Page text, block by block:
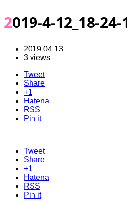
2019-4-12_18-24-
2019.04.13
3 views
Tweet
Share
+1
Hatena
RSS
Pin it
Tweet
Share
+1
Hatena
RSS
Pin it